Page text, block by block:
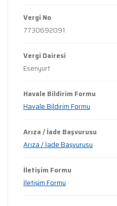
Vergi No
7730692091
Vergi Dairesi
Esenyurt
Havale Bildirim Formu
Havale Bildirim Formu
Arıza / İade Başvurusu
Arıza / İade Başvurusu
İletişim Formu
İletişim Formu